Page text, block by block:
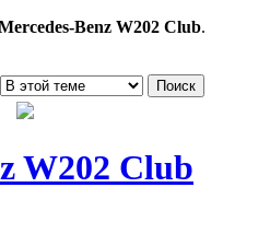
Benz W202 Club.
W202 Club